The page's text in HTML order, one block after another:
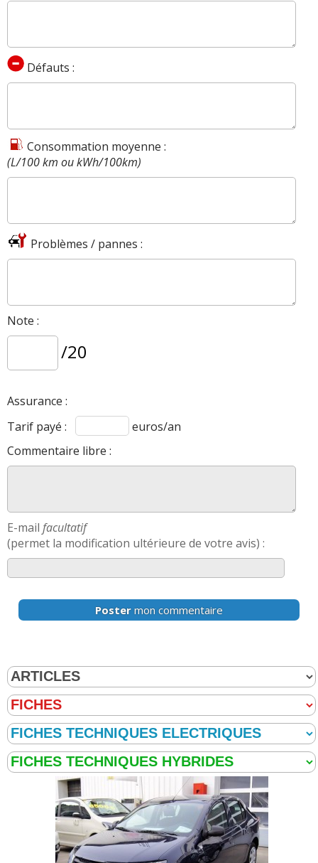
Défauts :
Consommation moyenne :
(L/100 km ou kWh/100km)
Problèmes / pannes :
Note :
/20
Assurance :
Tarif payé :
euros/an
Commentaire libre :
E-mail facultatif
(permet la modification ultérieure de votre avis) :
Poster mon commentaire